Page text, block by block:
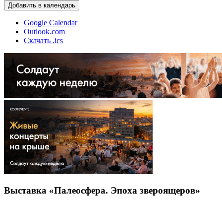
Добавить в календарь
Google Calendar
Outlook.com
Скачать .ics
Выставка «Палеосфера. Эпоха звероящеров»